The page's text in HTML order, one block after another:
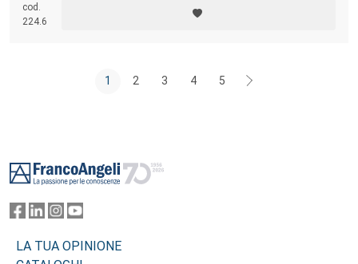
quest’anno riguarda le mense scolastiche, esaminate da due
angolazioni diverse: quella delle condizioni strutturali e igienico-
cod.
224.6
1 2 3 4 5
LA TUA OPINIONE